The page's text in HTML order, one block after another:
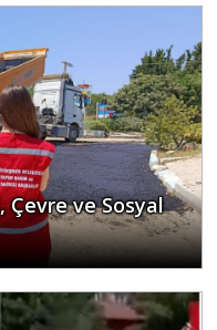
Çevre ve Sosyal